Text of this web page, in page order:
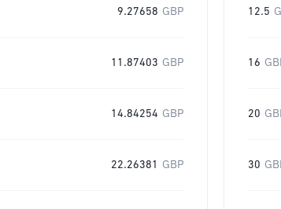
9.27658 GBP
11.87403 GBP
14.84254 GBP
22.26381 GBP
12.5
16
20
30